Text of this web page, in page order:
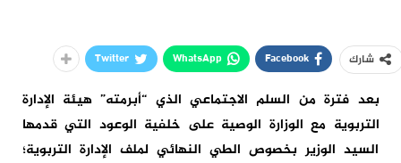
شارك Facebook
WhatsApp
Twitter
بعد فترة من السلم الاجتماعي الذي “أبرمته” هيئة الإدارة
التربوية مع الوزارة الوصية على خلفية الوعود التي قدمها
السيد الوزير بخصوص الطي النهائي لملف الإدارة التربوية؛